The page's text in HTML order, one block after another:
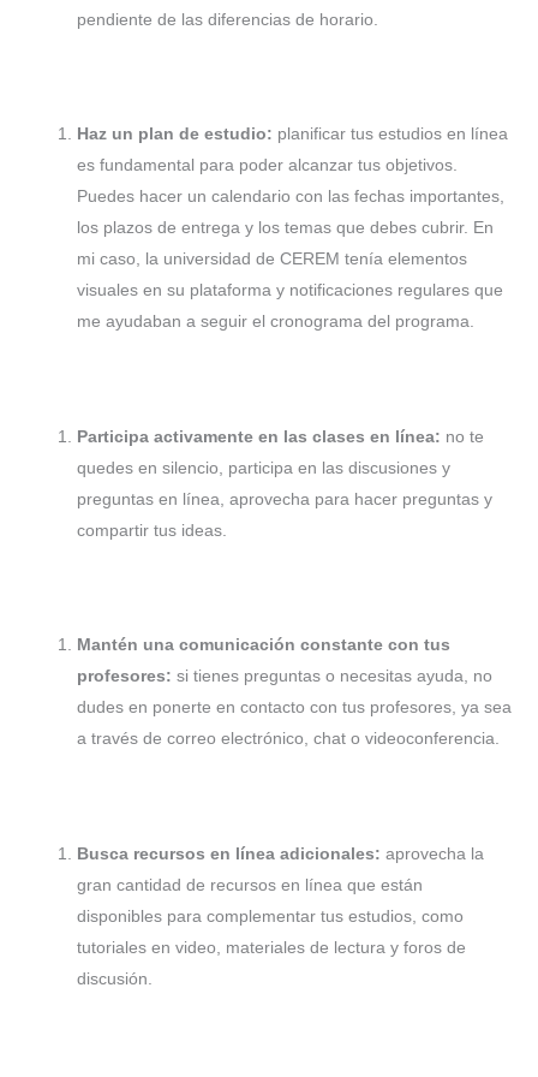
pendiente de las diferencias de horario.
Haz un plan de estudio: planificar tus estudios en línea
es fundamental para poder alcanzar tus objetivos.
Puedes hacer un calendario con las fechas importantes,
los plazos de entrega y los temas que debes cubrir. En
mi caso, la universidad de CEREM tenía elementos
visuales en su plataforma y notificaciones regulares que
me ayudaban a seguir el cronograma del programa.
Participa activamente en las clases en línea: no te
quedes en silencio, participa en las discusiones y
preguntas en línea, aprovecha para hacer preguntas y
compartir tus ideas.
Mantén una comunicación constante con tus
profesores: si tienes preguntas o necesitas ayuda, no
dudes en ponerte en contacto con tus profesores, ya sea
a través de correo electrónico, chat o videoconferencia.
Busca recursos en línea adicionales: aprovecha la
gran cantidad de recursos en línea que están
disponibles para complementar tus estudios, como
tutoriales en video, materiales de lectura y foros de
discusión.